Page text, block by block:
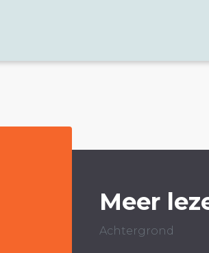
Meer
Achtergrond